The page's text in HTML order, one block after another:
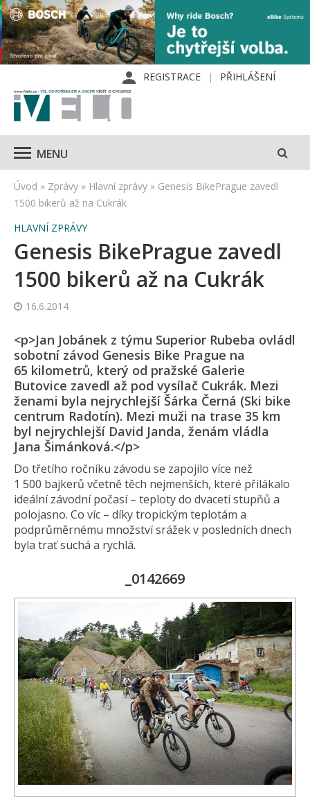
REGISTRACE PŘIHLÁŠENÍ
MENU
Úvod » Zprávy » Hlavní zprávy » Genesis BikePrague zavedl
1500 bikerů až na Cukrák
HLAVNÍ ZPRÁVY
Genesis BikePrague zavedl
1500 bikerů až na Cukrák
16.6.2014
<p>Jan Jobánek z týmu Superior Rubeba ovládl
sobotní závod Genesis Bike Prague na
65 kilometrů, který od pražské Galerie
Butovice zavedl až pod vysílač Cukrák. Mezi
ženami byla nejrychlejší Šárka Černá (Ski bike
centrum Radotín). Mezi muži na trase 35 km
byl nejrychlejší David Janda, ženám vládla
Jana Šimánková.</p>
Do třetího ročníku závodu se zapojilo více než
1 500 bajkerů včetně těch nejmenších, které přilákalo
ideální závodní počasí – teploty do dvaceti stupňů a
polojasno. Co víc – díky tropickým teplotám a
podprůměrnému množství srážek v posledních dnech
byla trať suchá a rychlá.
_0142669